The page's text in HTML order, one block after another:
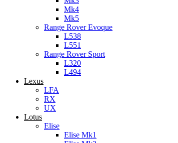
Mk4
Mk5
Range Rover Evoque
L538
L551
Range Rover Sport
L320
L494
Lexus
LFA
RX
UX
Lotus
Elise
Elise Mk1